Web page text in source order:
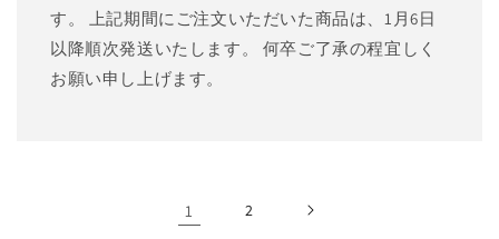
す。 上記期間にご注文いただいた商品は、1月6日
以降順次発送いたします。 何卒ご了承の程宜しく
お願い申し上げます。
1 2